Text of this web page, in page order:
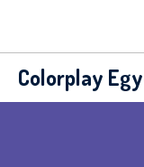
Colorplay